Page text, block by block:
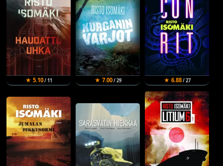
★ 5.10/ 11 ★ 7.00/ 29 ★ 6.88/ 27